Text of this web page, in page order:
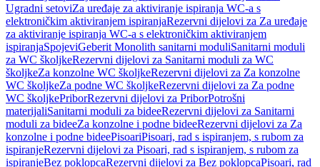
Ugradni setoviZa uređaje za aktiviranje ispiranja WC-a s
elektroničkim aktiviranjem ispiranjaRezervni dijelovi za Za uređaje
za aktiviranje ispiranja WC-a s elektroničkim aktiviranjem
ispiranjaSpojeviGeberit Monolith sanitarni moduliSanitarni moduli
za WC školjkeRezervni dijelovi za Sanitarni moduli za WC
školjkeZa konzolne WC školjkeRezervni dijelovi za Za konzolne
WC školjkeZa podne WC školjkeRezervni dijelovi za Za podne
WC školjkePriborRezervni dijelovi za PriborPotrošni
materijaliSanitarni moduli za bideeRezervni dijelovi za Sanitarni
moduli za bideeZa konzolne i podne bideeRezervni dijelovi za Za
konzolne i podne bideePisoariPisoari, rad s ispiranjem, s rubom za
ispiranjeRezervni dijelovi za Pisoari, rad s ispiranjem, s rubom za
ispiranjeBez poklopcaRezervni dijelovi za Bez poklopcaPisoari, rad